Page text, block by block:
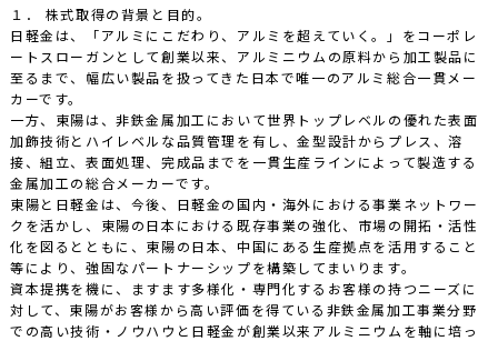
１． 株式取得の背景と目的。
日軽金は、「アルミにこだわり、アルミを超えていく。」をコーポレ
ートスローガンとして創業以来、アルミニウムの原料から加工製品に
至るまで、幅広い製品を扱ってきた日本で唯一のアルミ総合一貫メー
カーです。
一方、東陽は、非鉄金属加工において世界トップレベルの優れた表面
加飾技術とハイレベルな品質管理を有し、金型設計からプレス、溶
接、組立、表面処理、完成品までを一貫生産ラインによって製造する
金属加工の総合メーカーです。
東陽と日軽金は、今後、日軽金の国内・海外における事業ネットワー
クを活かし、東陽の日本における既存事業の強化、市場の開拓・活性
化を図るとともに、東陽の日本、中国にある生産拠点を活用すること
等により、強固なパートナーシップを構築してまいります。
資本提携を機に、ますます多様化・専門化するお客様の持つニーズに
対して、東陽がお客様から高い評価を得ている非鉄金属加工事業分野
での高い技術・ノウハウと日軽金が創業以来アルミニウムを軸に培っ